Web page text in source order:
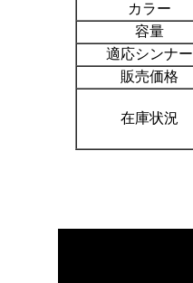
カラー
容量
適応シンナー
販売価格
在庫状況